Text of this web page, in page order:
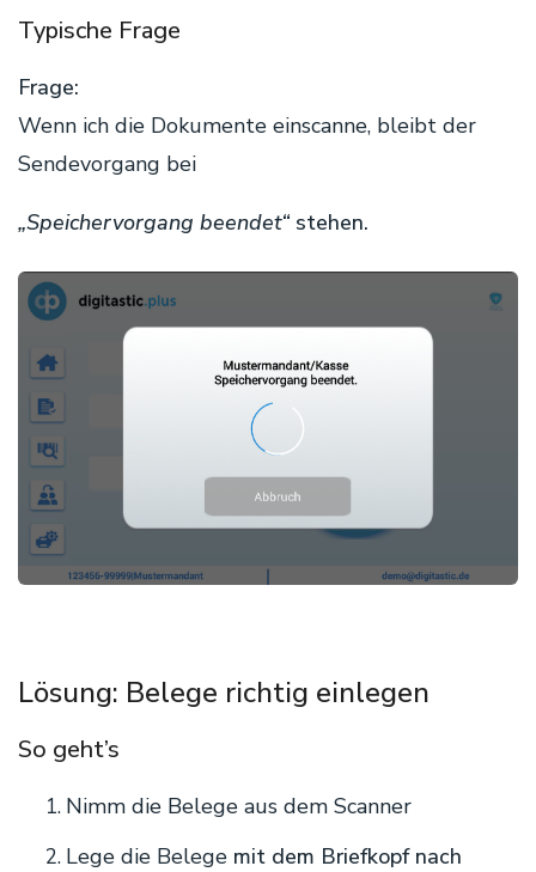
Typische Frage
Frage:
Wenn ich die Dokumente einscanne, bleibt der
Sendevorgang bei
„Speichervorgang beendet“ stehen.
Lösung: Belege richtig einlegen
So geht’s
Nimm die Belege aus dem Scanner
Lege die Belege mit dem Briefkopf nach